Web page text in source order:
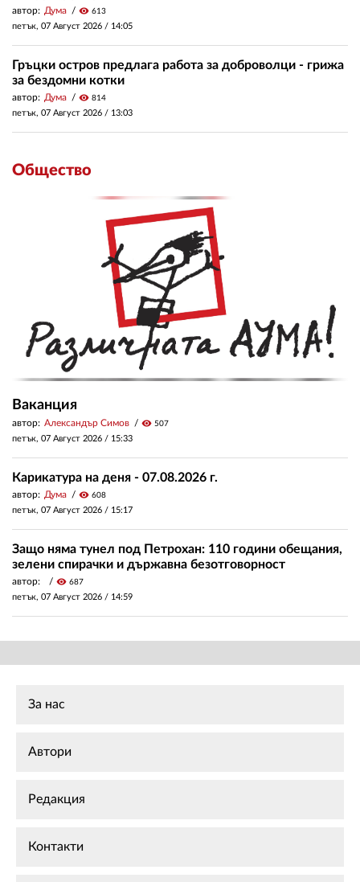
автор: Дума visibility 613
петък, 07 Август 2026 / 14:05
Гръцки остров предлага работа за доброволци - грижа
за бездомни котки
автор: Дума visibility 814
петък, 07 Август 2026 / 13:03
Общество
Ваканция
автор: Александър Симов visibility 507
петък, 07 Август 2026 / 15:33
Карикатура на деня - 07.08.2026 г.
автор: Дума visibility 608
петък, 07 Август 2026 / 15:17
Защо няма тунел под Петрохан: 110 години обещания,
зелени спирачки и държавна безотговорност
автор: visibility 687
петък, 07 Август 2026 / 14:59
За нас
Автори
Редакция
Контакти